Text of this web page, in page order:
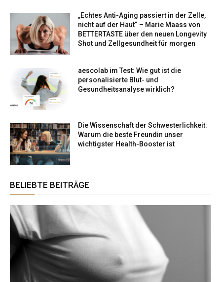
„Echtes Anti-Aging passiert in der Zelle,
nicht auf der Haut“ – Marie Maass von
BETTERTASTE über den neuen Longevity
Shot und Zellgesundheit für morgen
aescolab im Test: Wie gut ist die
personalisierte Blut- und
Gesundheitsanalyse wirklich?
Die Wissenschaft der Schwesterlichkeit:
Warum die beste Freundin unser
wichtigster Health-Booster ist
BELIEBTE BEITRÄGE